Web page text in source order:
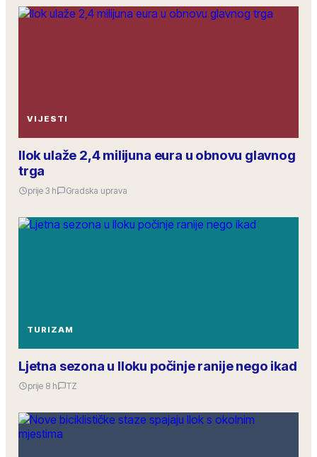
VIJESTI
Ilok ulaže 2,4 milijuna eura u obnovu glavnog
trga
prije 3 h Gradska uprava
TURIZAM
Ljetna sezona u Iloku počinje ranije nego ikad
prije 8 h TZ